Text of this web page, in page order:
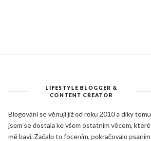
LIFESTYLE BLOGGER &
CONTENT CREATOR
Blogování se věnuji již od roku 2010 a díky tomu
jsem se dostala ke všem ostatním věcem, které
mě baví. Začalo to focením, pokračovalo psaním